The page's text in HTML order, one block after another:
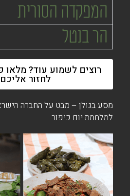
המפקדה הסורית
הר בנטל
רוצים לשמוע עוד? מלאו
לחזור אליכם
למלחמת יום כיפור.